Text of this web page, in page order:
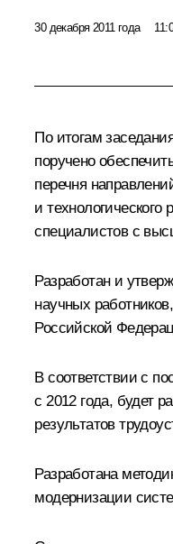
30 декабря 2011 года
По итогам
поручено
перечня
и
специалистов с
Разработан и
научных
Российской
В соответствии с
с 2012 года, будет
результатов
Разработана
модернизации